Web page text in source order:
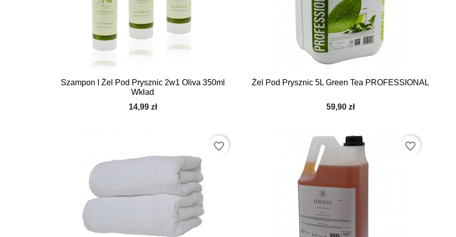
Szampon I Żel Pod Prysznic 2w1 Oliva 350ml
Wkład
14,99 zł
Żel Pod Prysznic 5L Green Tea PROFESSIONAL
59,90 zł
favorite_border favorite_border